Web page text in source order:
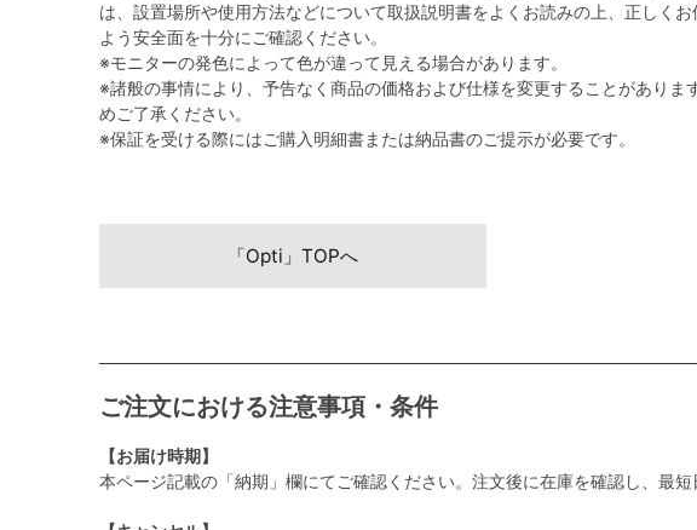
は、設置場所や使用方法などについて取扱説明書をよくお読みの上、正しくお
よう安全面を十分にご確認ください。
※モニターの発色によって色が違って見える場合があります。
※諸般の事情により、予告なく商品の価格および仕様を変更することがありま
めご了承ください。
※保証を受ける際にはご購入明細書または納品書のご提示が必要です。
「Opti」TOPへ
ご注文における注意事項・条件
【お届け時期】
本ページ記載の「納期」欄にてご確認ください。注文後に在庫を確認し、最